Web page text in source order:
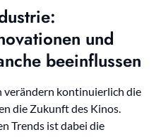
und
beeinflussen
verändern kontinuierlich die
die Zukunft des Kinos.
Trends ist dabei die